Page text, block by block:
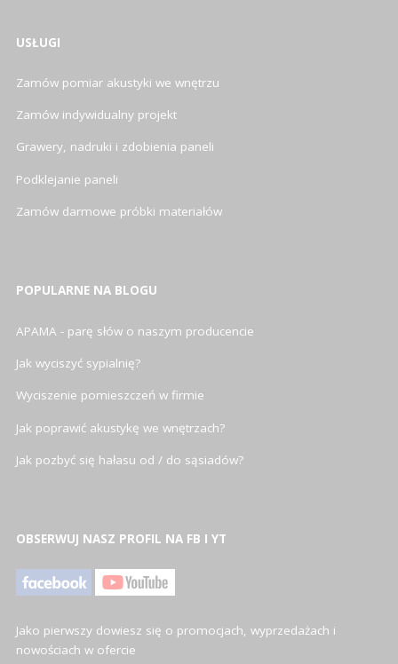
USŁUGI
Zamów pomiar akustyki we wnętrzu
Zamów indywidualny projekt
Grawery, nadruki i zdobienia paneli
Podklejanie paneli
Zamów darmowe próbki materiałów
POPULARNE NA BLOGU
APAMA - parę słów o naszym producencie
Jak wyciszyć sypialnię?
Wyciszenie pomieszczeń w firmie
Jak poprawić akustykę we wnętrzach?
Jak pozbyć się hałasu od / do sąsiadów?
OBSERWUJ NASZ PROFIL NA FB I YT
Jako pierwszy dowiesz się o promocjach, wyprzedażach i
nowościach w ofercie